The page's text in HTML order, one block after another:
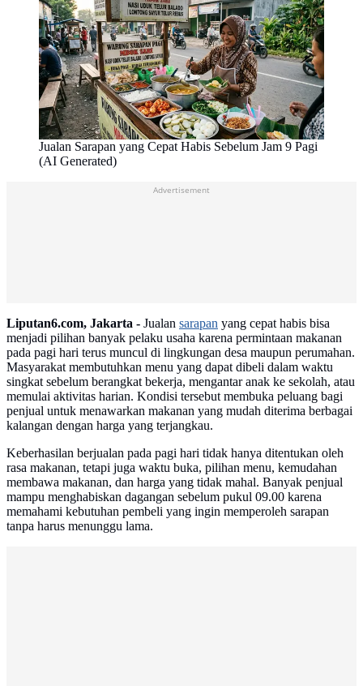
Jualan Sarapan yang Cepat Habis Sebelum Jam 9 Pagi
(AI Generated)
Liputan6.com, Jakarta - Jualan sarapan yang cepat habis bisa
menjadi pilihan banyak pelaku usaha karena permintaan makanan
pada pagi hari terus muncul di lingkungan desa maupun perumahan.
Masyarakat membutuhkan menu yang dapat dibeli dalam waktu
singkat sebelum berangkat bekerja, mengantar anak ke sekolah, atau
memulai aktivitas harian. Kondisi tersebut membuka peluang bagi
penjual untuk menawarkan makanan yang mudah diterima berbagai
kalangan dengan harga yang terjangkau.
Keberhasilan berjualan pada pagi hari tidak hanya ditentukan oleh
rasa makanan, tetapi juga waktu buka, pilihan menu, kemudahan
membawa makanan, dan harga yang tidak mahal. Banyak penjual
mampu menghabiskan dagangan sebelum pukul 09.00 karena
memahami kebutuhan pembeli yang ingin memperoleh sarapan
tanpa harus menunggu lama.